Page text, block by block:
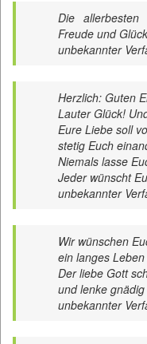
Die
Freude und
unbekannter
Herzlich: Guten
Lauter Glück!
Eure Liebe soll
stetig Euch
Niemals lasse
Jeder wünscht
unbekannter
Wir wünschen
ein langes
Der liebe Gott
und lenke
unbekannter